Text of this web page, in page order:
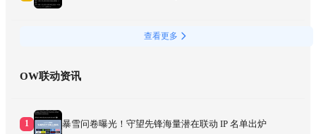
查看更多
OW联动资讯
1 暴雪问卷曝光！守望先锋海量潜在联动 IP 名单出炉